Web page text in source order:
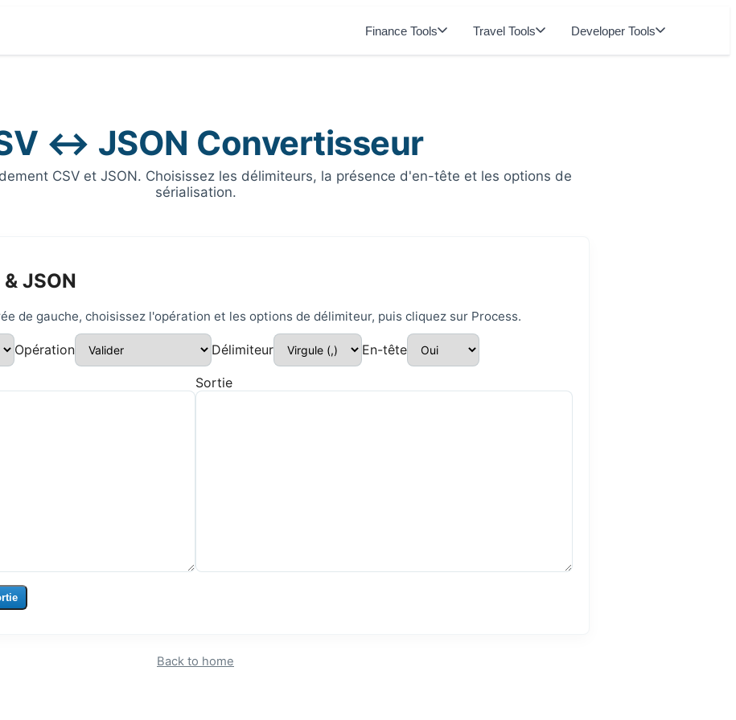
Finance Tools Travel Tools Developer Tools
↔ JSON Convertisseur
CSV et JSON. Choisissez les délimiteurs, la présence d'en-tête et les options de
sérialisation.
JSON
de gauche, choisissez l'opération et les options de délimiteur, puis cliquez sur Process.
Opération Délimiteur En-tête
Sortie
Back to home